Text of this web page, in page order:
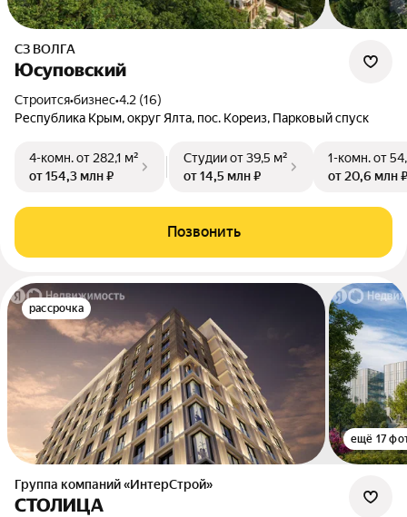
СЗ ВОЛГА
Юсуповский
Строится•бизнес•4.2 (16)
Республика Крым, округ Ялта, пос. Кореиз, Парковый спуск
4-комн.от 282,1 м²
от 154,3 млн ₽
Студииот 39,5 м²
от 14,5 млн ₽
1-комн.от
от 20,6 млн ₽
Позвонить
рассрочка
ещё 17
Группа компаний «ИнтерСтрой»
СТОЛИЦА